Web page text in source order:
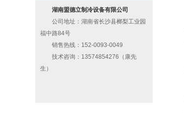
湖南盟德立制冷设备有限公司
公司地址：湖南省长沙县榔梨工业园
福中路84号
销售热线：152-0093-0049
技术咨询：13574854276（康先
生）